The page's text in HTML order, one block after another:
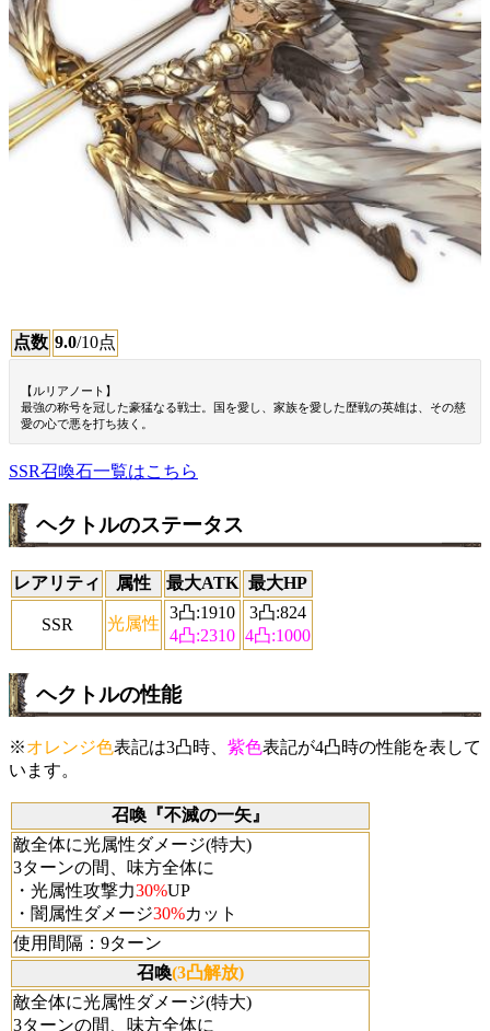
点数 9.0/10点
【ルリアノート】
最強の称号を冠した豪猛なる戦士。国を愛し、家族を愛した歴戦の英雄は、その慈
愛の心で悪を打ち抜く。
SSR召喚石一覧はこちら
ヘクトルのステータス
レアリティ 属性 最大ATK 最大HP
SSR 光属性
3凸:1910
4凸:2310
3凸:824
4凸:1000
ヘクトルの性能
※オレンジ色表記は3凸時、 紫色表記が4凸時の性能を表して
います。
召喚『不滅の一矢』
敵全体に光属性ダメージ(特大)
3ターンの間、味方全体に
・光属性攻撃力30%UP
・闇属性ダメージ30%カット
使用間隔：9ターン
召喚(3凸解放)
敵全体に光属性ダメージ(特大)
3ターンの間、味方全体に